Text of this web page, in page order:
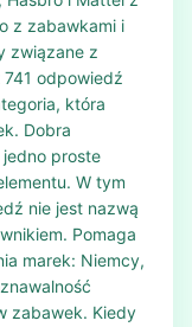
z zabawkami i
związane z
odpowiedź
która
Dobra
proste
W tym
nie jest nazwą
Pomaga
marek: Niemcy,
zabawek. Kiedy